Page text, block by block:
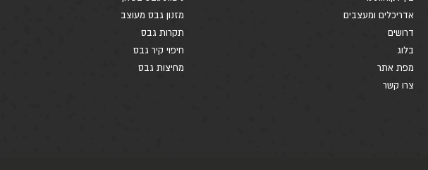
אדריכלים ומעצבים
דרושים
בלוג
מפת אתר
צרו קשר
מזנון גבס מעוצב
תקרות גבס
חיפוי קיר גבס
מחיצות גבס